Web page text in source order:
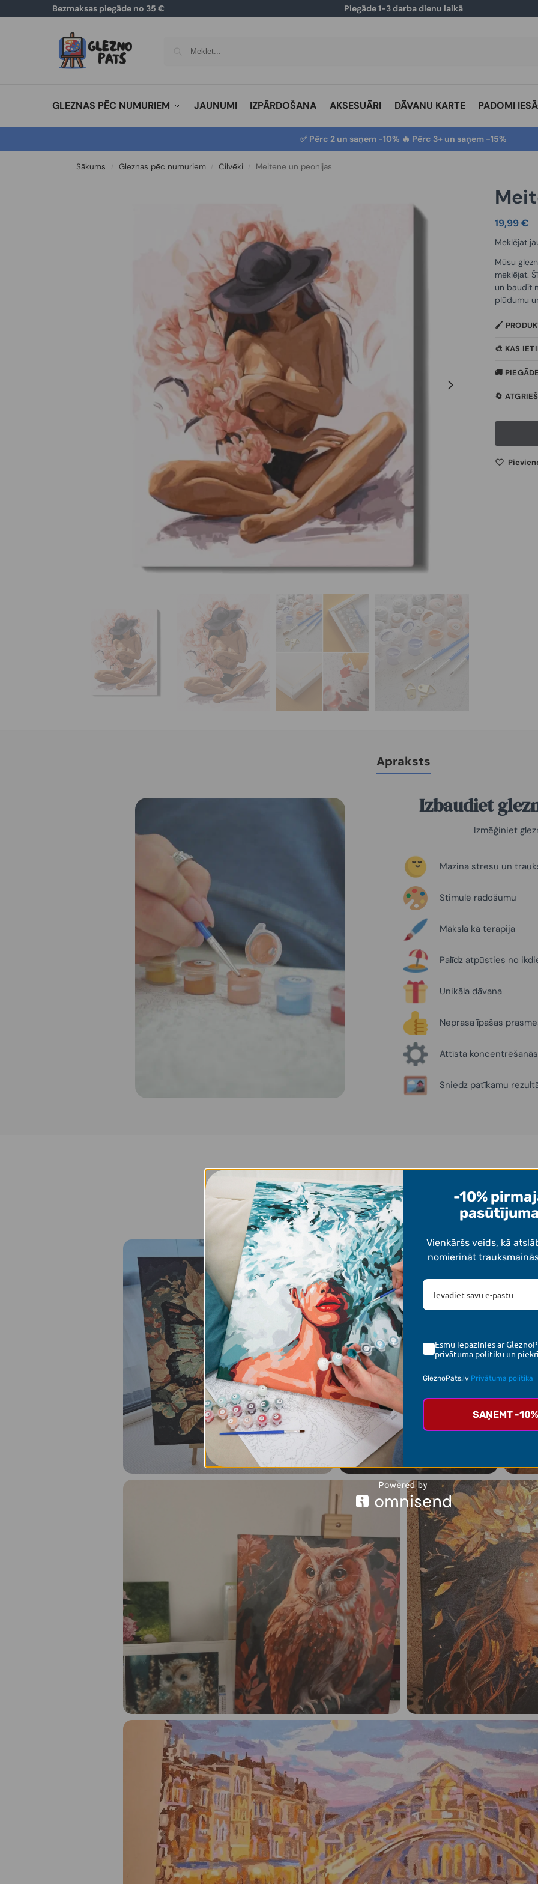
Bezmaksas piegāde no 35 € Piegāde 1-3 darba dienu laikā
GLEZNAS PĒC NUMURIEM JAUNUMI IZPĀRDOŠANA AKSESUĀRI DĀVANU KARTE PADOMI
✅ Pērc 2 un saņem -10% 🔥 Pērc 3+ un saņem -15%
Sākums / Gleznas pēc numuriem / Cilvēki / Meitene un peonijas
19,99€
Meklējat
Mūsu
meklējat.
un baudīt
plūdumu
🖌️
🎨 KAS
🚚
🔄
Apraksts
Izbaudiet
Izmēģiniet
Mazina stresu un
Stimulē radošumu
Māksla kā terapija
Palīdz atpūsties no
Unikāla dāvana
Neprasa īpašas
Attīsta
Sniedz patīkamu
Iedvesmai
Darbi, ko uzgleznojuši mūsu klienti! 👩‍🎨
-10%
Vienkāršs veids, kā
nomierināt
Esmu iepazinies ar
privātuma politiku un
GleznoPats.lv Privātuma politika
SAŅEMT -10%